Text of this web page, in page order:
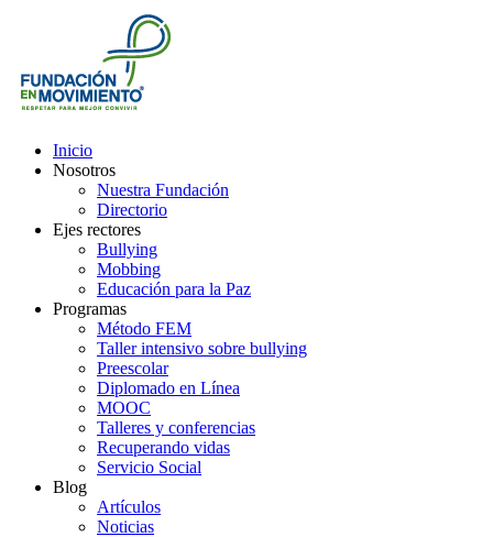
Inicio
Nosotros
Nuestra Fundación
Directorio
Ejes rectores
Bullying
Mobbing
Educación para la Paz
Programas
Método FEM
Taller intensivo sobre bullying
Preescolar
Diplomado en Línea
MOOC
Talleres y conferencias
Recuperando vidas
Servicio Social
Blog
Artículos
Noticias